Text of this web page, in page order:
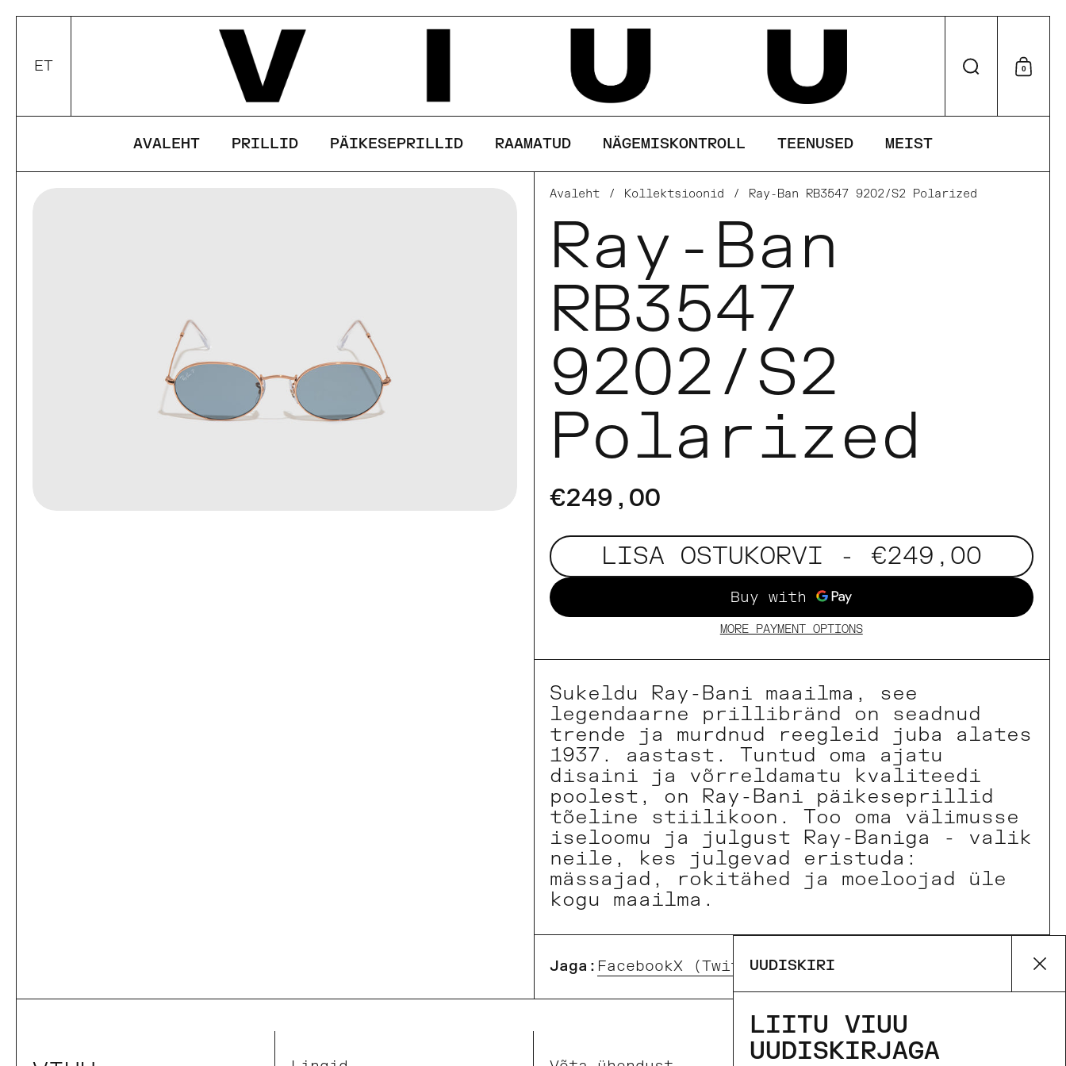
ETValui keel / valuuta Otsi 0
AVALEHT PRILLID PÄIKESEPRILLID RAAMATUD NÄGEMISKONTROLL TEENUSED MEIST
Avaleht / Kollektsioonid / Ray-Ban RB3547 9202/S2 Polarized
Ray-Ban
RB3547
9202/S2
Polarized
€249,00
LISA OSTUKORVI - €249,00
MORE PAYMENT OPTIONS
Sukeldu Ray-Bani maailma, see
legendaarne prillibränd on seadnud
trende ja murdnud reegleid juba alates
1937. aastast. Tuntud oma ajatu
disaini ja võrreldamatu kvaliteedi
poolest, on Ray-Bani päikeseprillid
tõeline stiilikoon. Too oma välimusse
iseloomu ja julgust Ray-Baniga - valik
neile, kes julgevad eristuda:
mässajad, rokitähed ja moeloojad üle
kogu maailma.
Jaga: FacebookX (Twitter)Pinterest
UUDISKIRI
LIITU VIUU
UUDISKIRJAGA
KEELDU